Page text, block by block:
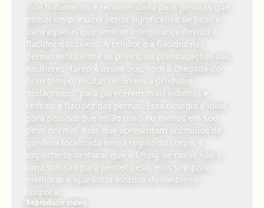
Este tratamento é recomendado para pessoas que
passaram por uma perda significativa de peso e
para aquelas que sentem insegurança devido à
flacidez das coxas. A celulite e a flacidez nas
pernas estão entre as principais preocupações das
mulheres. Tanto é assim que, com a chegada do
bom tempo, muitas recorrem a produtos
“milagrosos” para parecerem mais esbeltas e
reduzir a flacidez das pernas. Essa cirurgia é ideal
para pessoas que estão mais ou menos em seu
peso normal, mas que apresentam acúmulos de
gordura localizada nessa região do corpo. É
importante destacar que o lifting de coxas não é
uma solução para perder peso, mas sim para
melhorar a aparência estética do contorno
corporal.
Reproduzir vídeo